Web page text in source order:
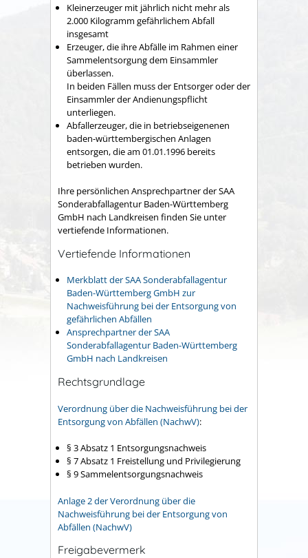
Kleinerzeuger mit jährlich nicht mehr als
2.000 Kilogramm gefährlichem Abfall
insgesamt
Erzeuger, die ihre Abfälle im Rahmen einer
Sammelentsorgung dem Einsammler
überlassen.
In beiden Fällen muss der Entsorger oder der
Einsammler der Andienungspflicht
unterliegen.
Abfallerzeuger, die in betriebseigenenen
baden-württembergischen Anlagen
entsorgen, die am 01.01.1996 bereits
betrieben wurden.
Ihre persönlichen Ansprechpartner der SAA
Sonderabfallagentur Baden-Württemberg
GmbH nach Landkreisen finden Sie unter
vertiefende Informationen.
Vertiefende Informationen
Merkblatt der SAA Sonderabfallagentur
Baden-Württemberg GmbH zur
Nachweisführung bei der Entsorgung von
gefährlichen Abfällen
Ansprechpartner der SAA
Sonderabfallagentur Baden-Württemberg
GmbH nach Landkreisen
Rechtsgrundlage
Verordnung über die Nachweisführung bei der
Entsorgung von Abfällen (NachwV):
§ 3 Absatz 1 Entsorgungsnachweis
§ 7 Absatz 1 Freistellung und Privilegierung
§ 9 Sammelentsorgungsnachweis
Anlage 2 derVerordnung über die
Nachweisführung bei der Entsorgung von
Abfällen (NachwV)
Freigabevermerk